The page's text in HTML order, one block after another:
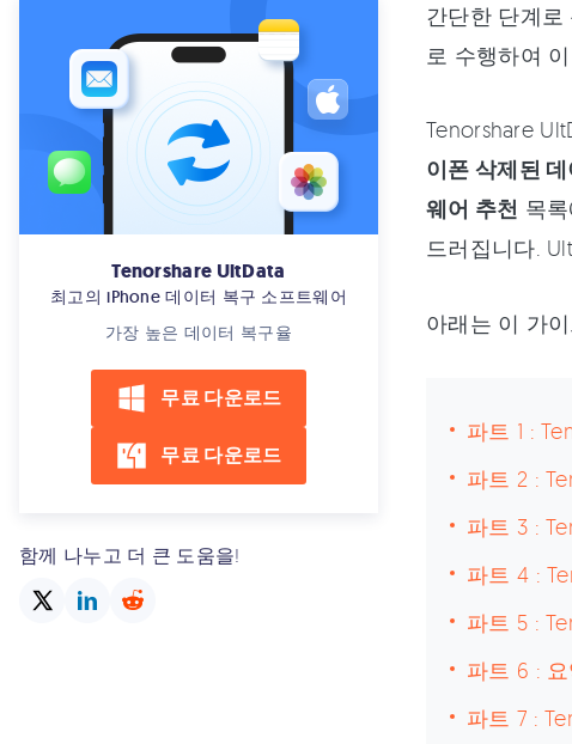
Tenorshare UltData
최고의 iPhone 데이터 복구 소프트웨어
가장 높은 데이터 복구율
무료 다운로드
무료 다운로드
함께 나누고 더 큰 도움을!
간단한 단계로
로 수행하여
Tenorshare
이폰 삭제된
웨어 추천 목
드러집니다.
아래는 이 가
파트 1 :
파트 2 :
파트 3 :
파트 4 :
파트 5 :
파트 6 :
파트 7 :